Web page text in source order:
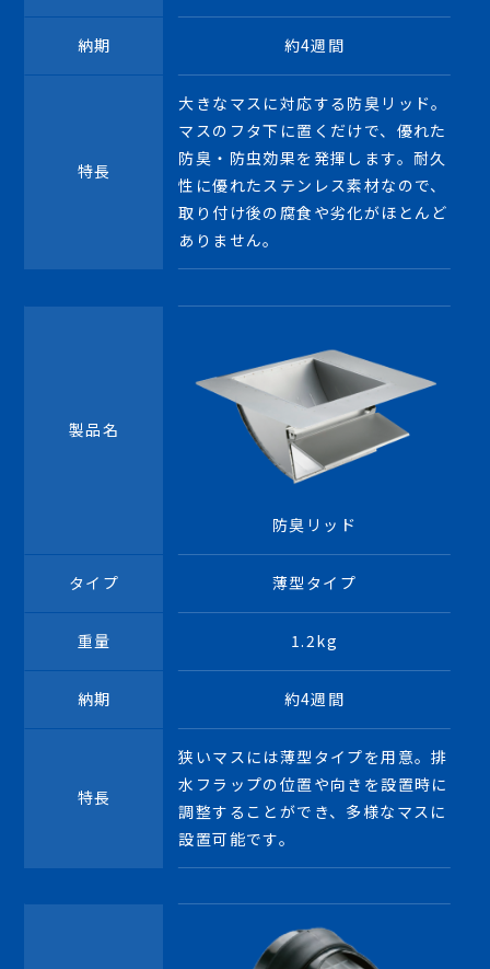
納期 約4週間
特長
大きなマスに対応する防臭リッド。
マスのフタ下に置くだけで、優れた
防臭・防虫効果を発揮します。耐久
性に優れたステンレス素材なので、
取り付け後の腐食や劣化がほとんど
ありません。
製品名
防臭リッド
タイプ 薄型タイプ
重量 1.2kg
納期 約4週間
特長
狭いマスには薄型タイプを用意。排
水フラップの位置や向きを設置時に
調整することができ、多様なマスに
設置可能です。